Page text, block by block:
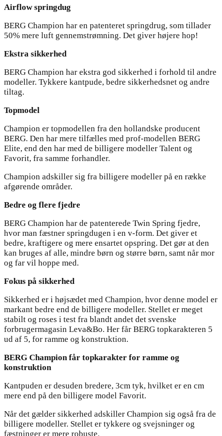
Airflow springdug
BERG Champion har en patenteret springdrug, som tillader
50% mere luft gennemstrømning. Det giver højere hop!
Ekstra sikkerhed
BERG Champion har ekstra god sikkerhed i forhold til andre
modeller. Tykkere kantpude, bedre sikkerhedsnet og andre
tiltag.
Topmodel
Champion er topmodellen fra den hollandske producent
BERG. Den har mere tilfælles med prof-modellen BERG
Elite, end den har med de billigere modeller Talent og
Favorit, fra samme forhandler.
Champion adskiller sig fra billigere modeller på en række
afgørende områder.
Bedre og flere fjedre
BERG Champion har de patenterede Twin Spring fjedre,
hvor man fæstner springdugen i en v-form. Det giver et
bedre, kraftigere og mere ensartet opspring. Det gør at den
kan bruges af alle, mindre børn og større børn, samt når mor
og far vil hoppe med.
Fokus på sikkerhed
Sikkerhed er i højsædet med Champion, hvor denne model er
markant bedre end de billigere modeller. Stellet er meget
stabilt og roses i test fra blandt andet det svenske
forbrugermagasin Leva&Bo. Her får BERG topkarakteren 5
ud af 5, for ramme og konstruktion.
BERG Champion får topkarakter for ramme og
konstruktion
Kantpuden er desuden bredere, 3cm tyk, hvilket er en cm
mere end på den billigere model Favorit.
Når det gælder sikkerhed adskiller Champion sig også fra de
billigere modeller. Stellet er tykkere og svejsninger og
fæstninger er mere robuste.